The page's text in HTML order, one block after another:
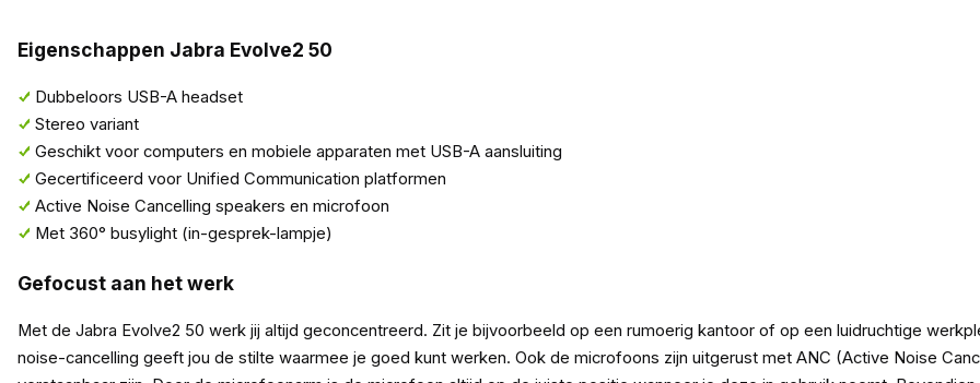
Eigenschappen Jabra Evolve2 50
Dubbeloors USB-A headset
Stereo variant
Geschikt voor computers en mobiele apparaten met USB-A aansluiting
Gecertificeerd voor Unified Communication platformen
Active Noise Cancelling speakers en microfoon
Met 360° busylight (in-gesprek-lampje)
Gefocust aan het werk
Met de Jabra Evolve2 50 werk jij altijd geconcentreerd. Zit je bijvoorbeeld op een rumoerig kantoor of op een luidruchtige
noise-cancelling geeft jou de stilte waarmee je goed kunt werken. Ook de microfoons zijn uitgerust met ANC (Active Noise